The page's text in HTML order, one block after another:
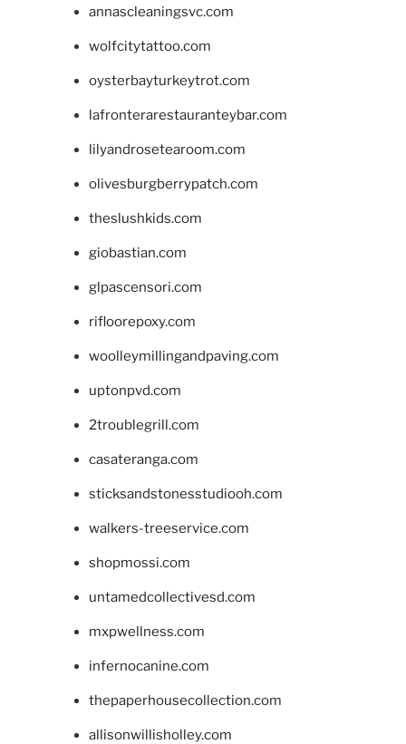
annascleaningsvc.com
wolfcitytattoo.com
oysterbayturkeytrot.com
lafronterarestauranteybar.com
lilyandrosetearoom.com
olivesburgberrypatch.com
theslushkids.com
giobastian.com
glpascensori.com
rifloorepoxy.com
woolleymillingandpaving.com
uptonpvd.com
2troublegrill.com
casateranga.com
sticksandstonesstudiooh.com
walkers-treeservice.com
shopmossi.com
untamedcollectivesd.com
mxpwellness.com
infernocanine.com
thepaperhousecollection.com
allisonwillisholley.com